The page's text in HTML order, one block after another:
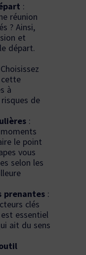
:
réunion
? Ainsi,
et
départ.
cette
à
de
:
le point
vous
selon les
prenantes :
clés
essentiel
ait du sens